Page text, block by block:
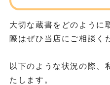
大切な蔵書をどのように
際はぜひ当店にご相談く
以下のような状況の際、
たします。